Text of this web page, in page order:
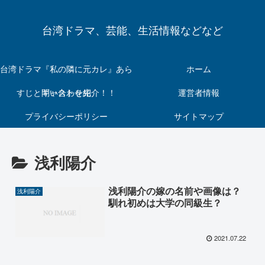
台湾ドラマ、芸能、生活情報などなど
台湾ドラマ『私の隣に元カレ』あら
すじとキャストを紹介！！
ホーム
問い合わせ先
運営者情報
プライバシーポリシー
サイトマップ
浅利陽介
浅利陽介
浅利陽介の嫁の名前や画像は？
馴れ初めは大学の同級生？
2021.07.22